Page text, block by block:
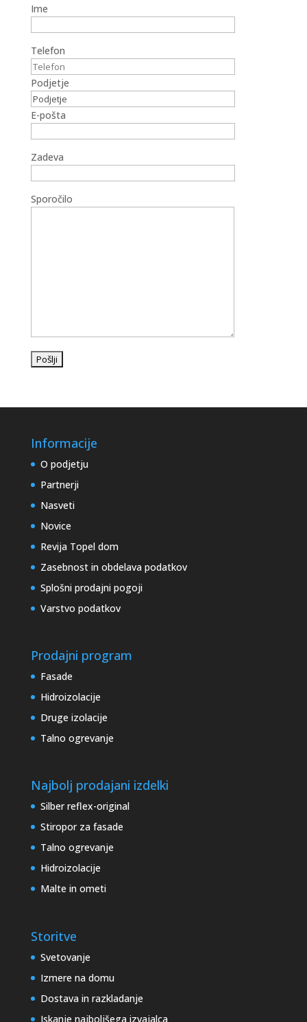
Ime
Telefon
Podjetje
E-pošta
Zadeva
Sporočilo
Informacije
O podjetju
Partnerji
Nasveti
Novice
Revija Topel dom
Zasebnost in obdelava podatkov
Splošni prodajni pogoji
Varstvo podatkov
Prodajni program
Fasade
Hidroizolacije
Druge izolacije
Talno ogrevanje
Najbolj prodajani izdelki
Silber reflex-original
Stiropor za fasade
Talno ogrevanje
Hidroizolacije
Malte in ometi
Storitve
Svetovanje
Izmere na domu
Dostava in razkladanje
Iskanje najboljšega izvajalca